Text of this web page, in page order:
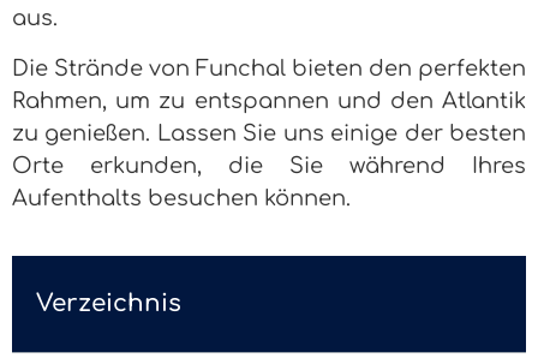
aus.
Die Strände von Funchal bieten den perfekten
Rahmen, um zu entspannen und den Atlantik
zu genießen. Lassen Sie uns einige der besten
Orte erkunden, die Sie während Ihres
Aufenthalts besuchen können.
Verzeichnis